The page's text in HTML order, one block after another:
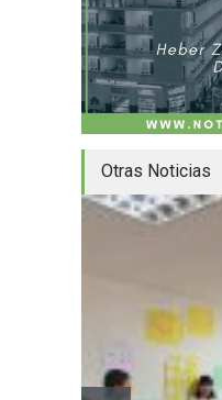
Otras Noticias